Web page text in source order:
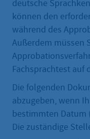
deutsche
können den
während des
Außerdem müssen
Fachsprachtest auf
Die folgenden
abzugeben, wenn
bestimmten Datum
Die zuständige